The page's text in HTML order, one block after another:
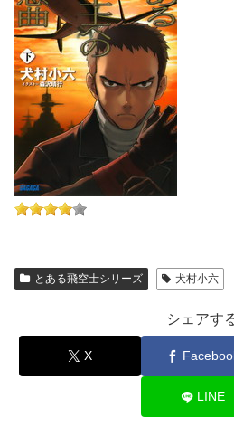
とある飛空士シリーズ 犬村小六
シェアす
X
LINE